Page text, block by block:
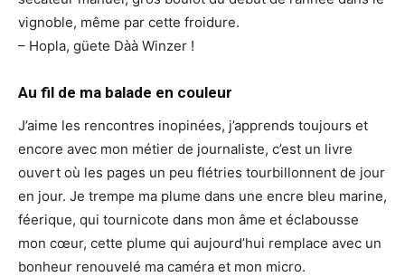
vignoble, même par cette froidure.
– Hopla, güete Dàà Winzer !
Au fil de ma balade en couleur
J’aime les rencontres inopinées, j’apprends toujours et
encore avec mon métier de journaliste, c’est un livre
ouvert où les pages un peu flétries tourbillonnent de jour
en jour. Je trempe ma plume dans une encre bleu marine,
féerique, qui tournicote dans mon âme et éclabousse
mon cœur, cette plume qui aujourd’hui remplace avec un
bonheur renouvelé ma caméra et mon micro.